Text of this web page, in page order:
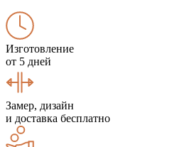
Изготовление
от 5 дней
Замер, дизайн
и доставка бесплатно